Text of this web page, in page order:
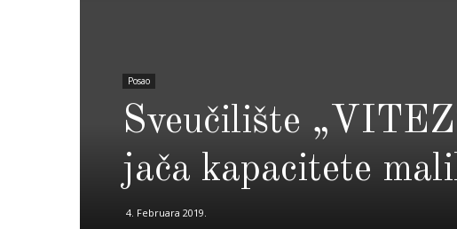
Posao
Sveučilište
jača kapacitete
4. Februara 2019.